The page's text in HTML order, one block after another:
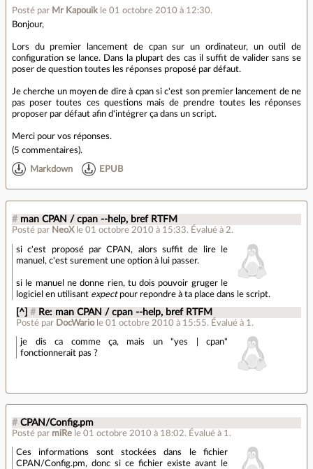
Posté par Mr Kapouik le 01 octobre 2010 à 12:30.
Bonjour,
Lors du premier lancement de cpan sur un ordinateur, un outil de
configuration se lance. Dans la plupart des cas il suffit de valider sans se
poser de question toutes les réponses proposé par défaut.
Je cherche un moyen de dire à cpan si c'est son premier lancement de ne
pas poser toutes ces questions mais de prendre toutes les réponses
proposer par défaut afin d'intégrer ça dans un script.
Merci pour vos réponses.
(5 commentaires).
Markdown EPUB
# man CPAN / cpan --help, bref RTFM
Posté par NeoX le 01 octobre 2010 à 15:33. Évalué à 2.
si c'est proposé par CPAN, alors suffit de lire le
manuel, c'est surement une option à lui passer.
si le manuel ne donne rien, tu dois pouvoir gruger le
logiciel en utilisant expectpour repondre à ta place dans le script.
[^] # Re: man CPAN / cpan --help, bref RTFM
Posté par DocWario le 01 octobre 2010 à 15:55. Évalué à 1 .
je dis ca comme ça, mais un "yes | cpan"
fonctionnerait pas ?
# CPAN/Config.pm
Posté par miRe le 01 octobre 2010 à 18:02. Évalué à 1 .
Ces informations sont stockées dans le fichier
CPAN/Config.pm, donc si ce fichier existe avant le